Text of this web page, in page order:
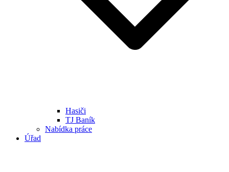
Hasiči
TJ Baník
Nabídka práce
Úřad